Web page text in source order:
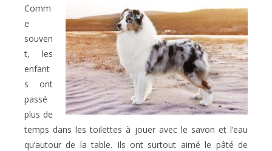
Comm
e
souven
t, les
enfant
s ont
passé
plus de
temps dans les toilettes à jouer avec le savon et l’eau
qu’autour de la table. Ils ont surtout aimé le pâté de